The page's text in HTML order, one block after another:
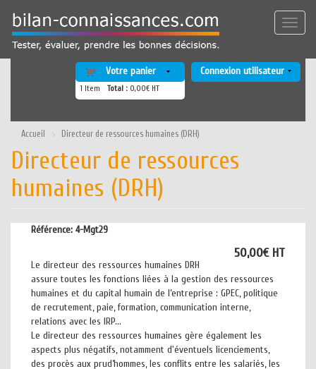
contenu
principal
Toggle
Votre panier
1 Item Total : 0,00€ HT
Connexion utilisateur
Accueil Directeur de ressources humaines (DRH)
Directeur de ressources
humaines (DRH)
Référence: 4-Mgt29
50,00€ HT
Le directeur des ressources humaines DRH
assure toutes les fonctions liées à la gestion des ressources
humaines et du capital humain de l’entreprise : GPEC, politique
de recrutement, paie, formation, communication interne,
relations avec les IRP...
Le directeur des ressources humaines gère également les
aspects plus négatifs, notamment d'éventuels licenciements,
des procès aux prud’hommes, les conflits entre les salariés, les